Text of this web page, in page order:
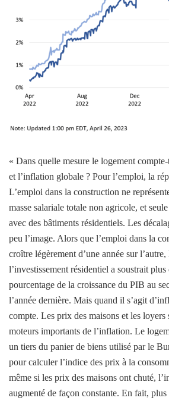
« Dans quelle mesure le logement
et l’inflation globale ? Pour l’emploi, la
L’emploi dans la construction ne
masse salariale totale non agricole, et
avec des bâtiments résidentiels. Les
peu l’image. Alors que l’emploi dans la
croître légèrement d’une année sur l’autre,
l’investissement résidentiel a soustrait
pourcentage de la croissance du PIB au
l’année dernière. Mais quand il s’agit
compte. Les prix des maisons et les loyers
moteurs importants de l’inflation. Le
un tiers du panier de biens utilisé par le
pour calculer l’indice des prix à la
même si les prix des maisons ont chuté,
augmenté de façon constante. En fait,